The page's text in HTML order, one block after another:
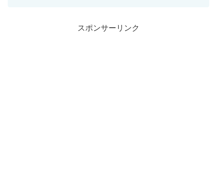
スポンサーリンク